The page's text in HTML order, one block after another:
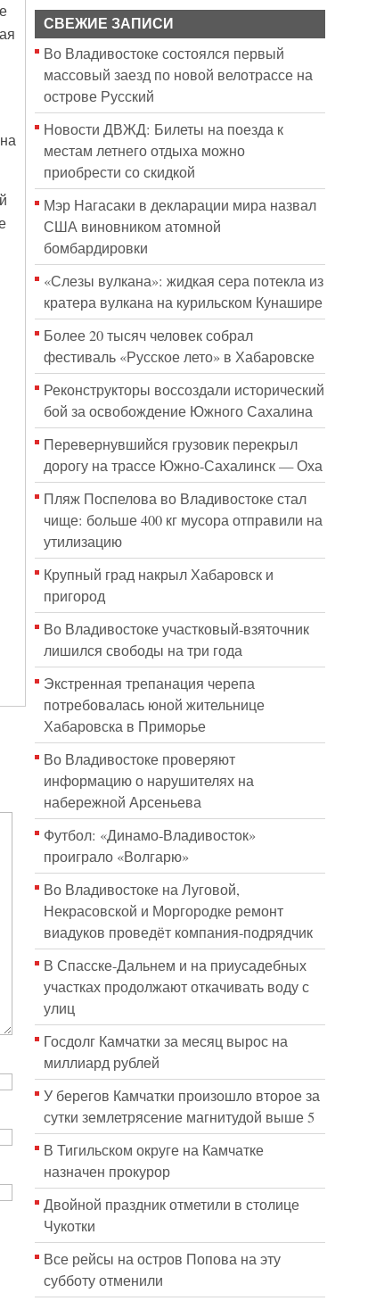
СВЕЖИЕ ЗАПИСИ
Во Владивостоке состоялся первый
массовый заезд по новой велотрассе на
острове Русский
Новости ДВЖД: Билеты на поезда к
местам летнего отдыха можно
приобрести со скидкой
Мэр Нагасаки в декларации мира назвал
США виновником атомной
бомбардировки
«Слезы вулкана»: жидкая сера потекла из
кратера вулкана на курильском Кунашире
Более 20 тысяч человек собрал
фестиваль «Русское лето» в Хабаровске
Реконструкторы воссоздали исторический
бой за освобождение Южного Сахалина
Перевернувшийся грузовик перекрыл
дорогу на трассе Южно-Сахалинск — Оха
Пляж Поспелова во Владивостоке стал
чище: больше 400 кг мусора отправили на
утилизацию
Крупный град накрыл Хабаровск и
пригород
Во Владивостоке участковый-взяточник
лишился свободы на три года
Экстренная трепанация черепа
потребовалась юной жительнице
Хабаровска в Приморье
Во Владивостоке проверяют
информацию о нарушителях на
набережной Арсеньева
Футбол: «Динамо-Владивосток»
проиграло «Волгарю»
Во Владивостоке на Луговой,
Некрасовской и Моргородке ремонт
виадуков проведёт компания-подрядчик
В Спасске-Дальнем и на приусадебных
участках продолжают откачивать воду с
улиц
Госдолг Камчатки за месяц вырос на
миллиард рублей
У берегов Камчатки произошло второе за
сутки землетрясение магнитудой выше 5
В Тигильском округе на Камчатке
назначен прокурор
Двойной праздник отметили в столице
Чукотки
Все рейсы на остров Попова на эту
субботу отменили